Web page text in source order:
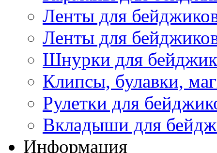
Ленты для
Ленты для
Шнурки для
Клипсы, булавки,
Рулетки для
Вкладыши для
Информация